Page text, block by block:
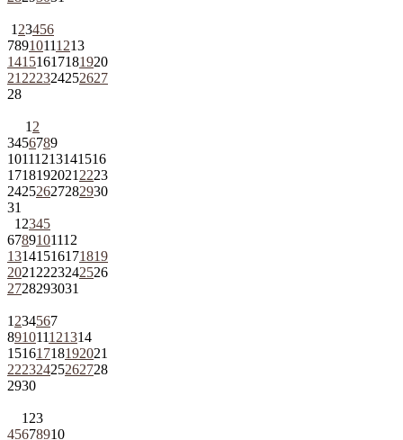
1 23456
78910111213
14151617181920
21 222324252627
28
1 2
3456789
10111213141516
1718192021 2223
24252627282930
31
1 2345
6789101112
13141516171819
2021 2223242526
2728293031
1 234567
891011121314
15161718192021
22232425262728
2930
1 23
45678910